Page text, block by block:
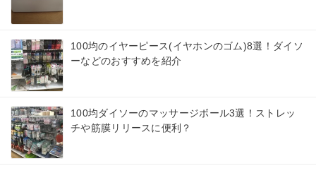
100均のイヤーピース(イヤホンのゴム)8選！ダイソ
ーなどのおすすめを紹介
100均ダイソーのマッサージボール3選！ストレッ
チや筋膜リリースに便利？